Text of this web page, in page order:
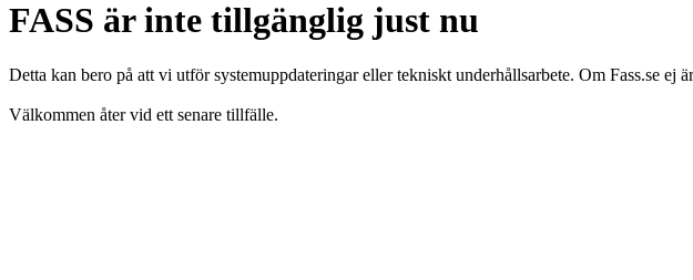
FASS är inte tillgänglig just nu
Detta kan bero på att vi utför systemuppdateringar eller tekniskt underhållsarbete. Om Fass.se
Välkommen åter vid ett senare tillfälle.